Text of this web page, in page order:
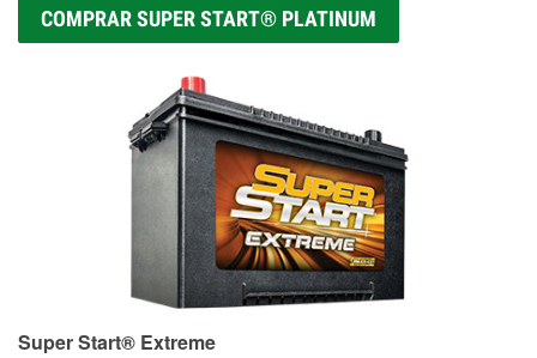
COMPRAR SUPER START® PLATINUM
Super Start® Extreme